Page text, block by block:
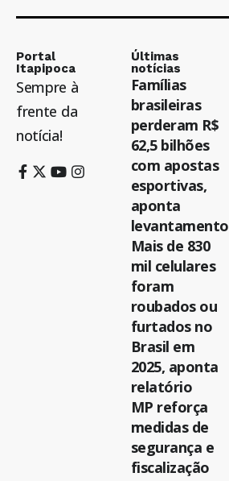
Portal
Itapipoca
Sempre à
frente da
notícia!
Últimas
notícias
Famílias
brasileiras
perderam R$
62,5 bilhões
com apostas
esportivas,
aponta
levantamento
Mais de 830
mil celulares
foram
roubados ou
furtados no
Brasil em
2025, aponta
relatório
MP reforça
medidas de
segurança e
fiscalização